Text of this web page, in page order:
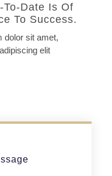
To-Date Is Of
To Success.
dolor sit amet,
elit